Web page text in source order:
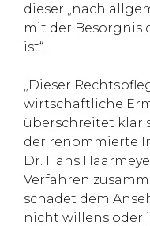
dieser „nach
mit der Besorgnis
ist“.
„Dieser
wirtschaftliche
überschreitet klar
der renommierte
Dr. Hans
Verfahren
schadet dem
nicht willens oder